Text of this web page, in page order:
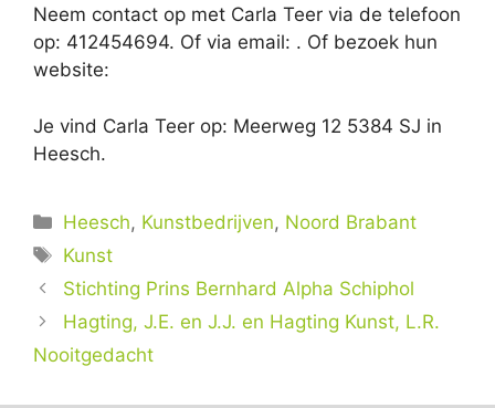
Neem contact op met Carla Teer via de telefoon
op: 412454694. Of via email: . Of bezoek hun
website:
Je vind Carla Teer op: Meerweg 12 5384 SJ in
Heesch.
Categorieën
Heesch, Kunstbedrijven, Noord Brabant
Tags
Kunst
Stichting Prins Bernhard Alpha Schiphol
Hagting, J.E. en J.J. en Hagting Kunst, L.R.
Nooitgedacht